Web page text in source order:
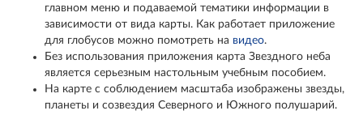
главном меню и подаваемой тематики информации в
зависимости от вида карты. Как работает приложение
для глобусов можно помотреть на видео.
Без использования приложения карта Звездного неба
является серьезным настольным учебным пособием.
На карте с соблюдением масштаба изображены звезды,
планеты и созвездия Северного и Южного полушарий.